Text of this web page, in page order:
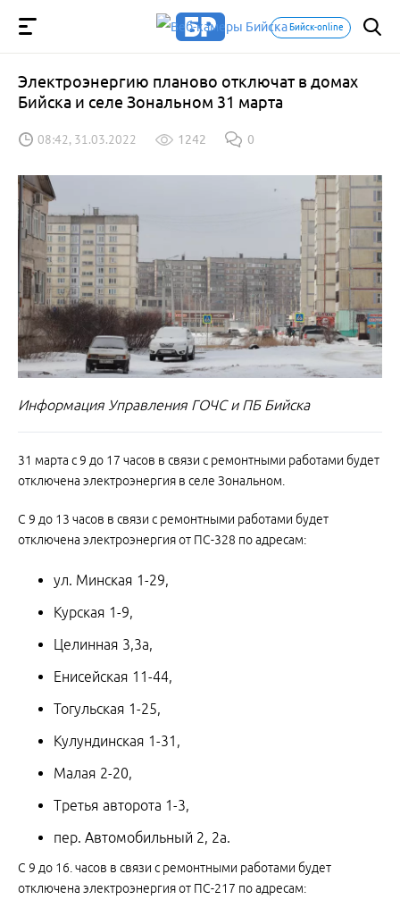
Бийск-online
Электроэнергию планово отключат в домах
Бийска и селе Зональном 31 марта
08:42, 31.03.2022 1242 0
Информация Управления ГОЧС и ПБ Бийска
31 марта с 9 до 17 часов в связи с ремонтными работами будет
отключена электроэнергия в селе Зональном.
С 9 до 13 часов в связи с ремонтными работами будет
отключена электроэнергия от ПС-328 по адресам:
ул. Минская 1-29,
Курская 1-9,
Целинная 3,3а,
Енисейская 11-44,
Тогульская 1-25,
Кулундинская 1-31,
Малая 2-20,
Третья авторота 1-3,
пер. Автомобильный 2, 2а.
С 9 до 16. часов в связи с ремонтными работами будет
отключена электроэнергия от ПС-217 по адресам: